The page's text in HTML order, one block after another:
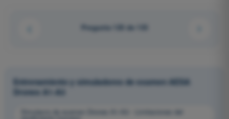
Pregunta 120 de 133
Entrenamiento y simuladores de examen AESA
Drones A1-A3
Simulacro de examen Drones A1-A3 - Limitaciones del